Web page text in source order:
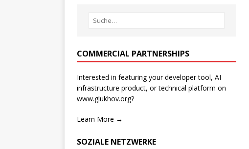
COMMERCIAL PARTNERSHIPS
Interested in featuring your developer tool, AI
infrastructure product, or technical platform on
www.glukhov.org?
Learn More →
SOZIALE NETZWERKE